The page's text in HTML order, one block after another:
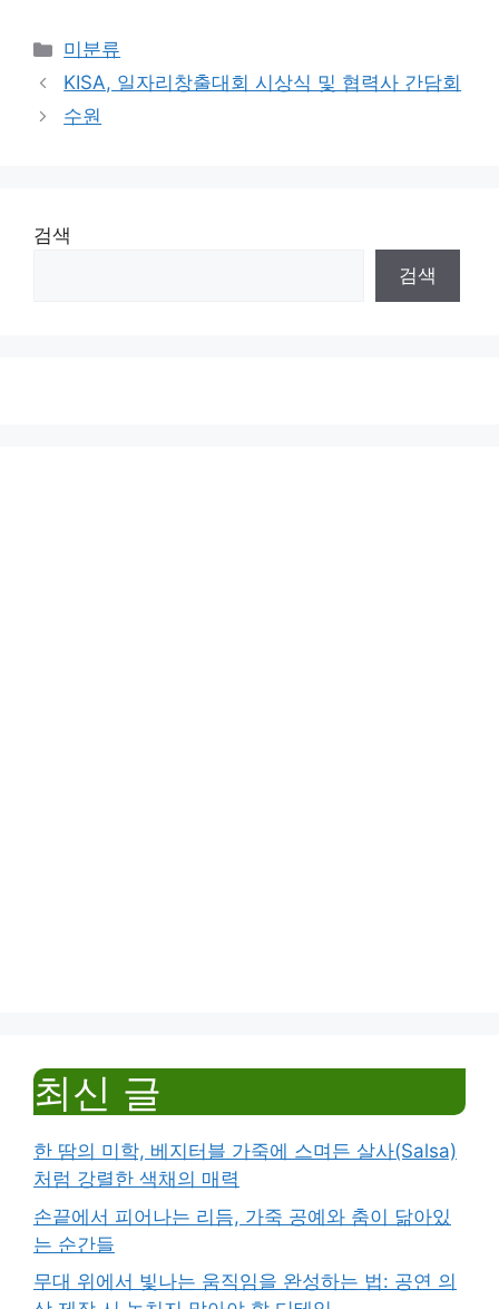
Categories
미분류
KISA, 일자리창출대회 시상식 및 협력사 간담회
수원
검색
검색
최신 글
한 땀의 미학, 베지터블 가죽에 스며든 살사(Salsa)
처럼 강렬한 색채의 매력
손끝에서 피어나는 리듬, 가죽 공예와 춤이 닮아있
는 순간들
무대 위에서 빛나는 움직임을 완성하는 법: 공연 의